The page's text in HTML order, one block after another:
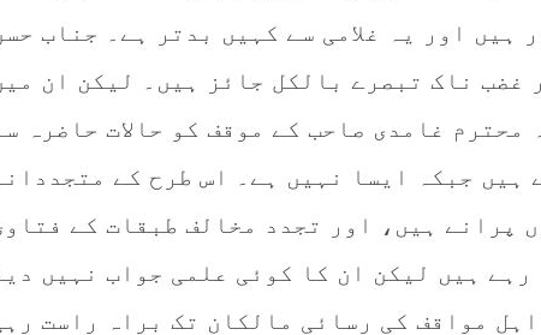
ہیں اور یہ غلامی سے کہیں بدتر ہے۔ جناب
غضب ناک تبصرے بالکل جائز ہیں۔ لیکن ان
محترم غامدی صاحب کے موقف کو حالات حاضرہ
ہیں جبکہ ایسا نہیں ہے۔ اس طرح کے متجددانہ
پرانے ہیں، اور تجدد مخالف طبقات کے
رہے ہیں لیکن ان کا کوئی علمی جواب نہیں
مواقف کی رسائی مالکان تک براہ راست